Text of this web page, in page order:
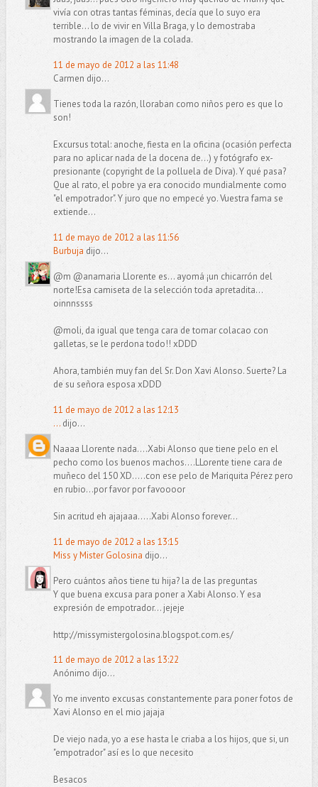
vivía con otras tantas féminas, decía que lo suyo era
terrible... lo de vivir en Villa Braga, y lo demostraba
mostrando la imagen de la colada.
11 de mayo de 2012 a las 11:48
Carmen dijo...
Tienes toda la razón, lloraban como niños pero es que lo
son!
Excursus total: anoche, fiesta en la oficina (ocasión perfecta
para no aplicar nada de la docena de...) y fotógrafo ex-
presionante (copyright de la polluela de Diva). Y qué pasa?
Que al rato, el pobre ya era conocido mundialmente como
"el empotrador". Y juro que no empecé yo. Vuestra fama se
extiende...
11 de mayo de 2012 a las 11:56
Burbuja dijo...
@m @anamaria Llorente es... ayomá ¡un chicarrón del
norte!Esa camiseta de la selección toda apretadita...
oinnnssss
@moli, da igual que tenga cara de tomar colacao con
galletas, se le perdona todo!! xDDD
Ahora, también muy fan del Sr. Don Xavi Alonso. Suerte? La
de su señora esposa xDDD
11 de mayo de 2012 a las 12:13
...dijo...
Naaaa Llorente nada....Xabi Alonso que tiene pelo en el
pecho como los buenos machos....LLorente tiene cara de
muñeco del 150 XD.....con ese pelo de Mariquita Pérez pero
en rubio...por favor por favoooor
Sin acritud eh ajajaaa.....Xabi Alonso forever...
11 de mayo de 2012 a las 13:15
Miss y Mister Golosina dijo...
Pero cuántos años tiene tu hija? la de las preguntas
Y que buena excusa para poner a Xabi Alonso. Y esa
expresión de empotrador... jejeje
http://missymistergolosina.blogspot.com.es/
11 de mayo de 2012 a las 13:22
Anónimo dijo...
Yo me invento excusas constantemente para poner fotos de
Xavi Alonso en el mio jajaja
De viejo nada, yo a ese hasta le criaba a los hijos, que si, un
"empotrador" así es lo que necesito
Besacos